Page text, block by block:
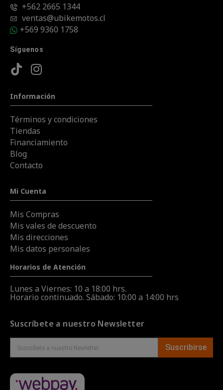
+562 2665 1344
ventas@ubikemotos.cl
+569 9360 1758
Síguenos
Información
Términos y condiciones
Tiendas
Financiamiento
Blog
Contacto
Mi Cuenta
Mis Compras
Mis vales de descuento
Mis direcciones
Mis datos personales
Horarios de Atención
Lunes a Viernes: 10 a 18:00 hrs.
Horario continuado. Sábado: 10:00 a 14:00 hrs
Suscríbete a nuestro Newsletter
Suscribirse